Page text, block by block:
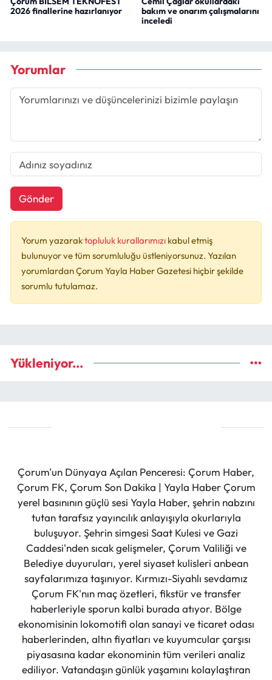
2026 finallerine hazırlanıyor
bakım ve onarım çalışmalarını
inceledi
Yorumlar
Gönder
Yorum yazaraktopluluk kurallarımızı kabul etmiş
bulunuyor ve tüm sorumluluğu üstleniyorsunuz. Yazılan
yorumlardan Çorum Yayla Haber Gazetesi hiçbir şekilde
sorumlu tutulamaz.
Yükleniyor...
Çorum'un Dünyaya Açılan Penceresi: Çorum Haber,
Çorum FK, Çorum Son Dakika | Yayla Haber Çorum
yerel basınının güçlü sesi Yayla Haber, şehrin nabzını
tutan tarafsız yayıncılık anlayışıyla okurlarıyla
buluşuyor. Şehrin simgesi Saat Kulesi ve Gazi
Caddesi'nden sıcak gelişmeler, Çorum Valiliği ve
Belediye duyuruları, yerel siyaset kulisleri anbean
sayfalarımıza taşınıyor. Kırmızı-Siyahlı sevdamız
Çorum FK'nın maç özetleri, fikstür ve transfer
haberleriyle sporun kalbi burada atıyor. Bölge
ekonomisinin lokomotifi olan sanayi ve ticaret odası
haberlerinden, altın fiyatları ve kuyumcular çarşısı
piyasasına kadar ekonominin tüm verileri analiz
ediliyor. Vatandaşın günlük yaşamını kolaylaştıran